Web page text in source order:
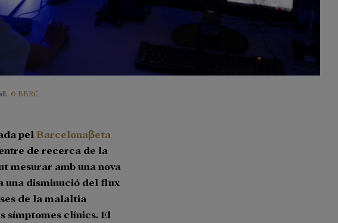
© BBRC
pelBarcelonaβeta
de recerca de la
mesurar amb una nova
una disminució del flux
de la malaltia
símptomes clínics. El